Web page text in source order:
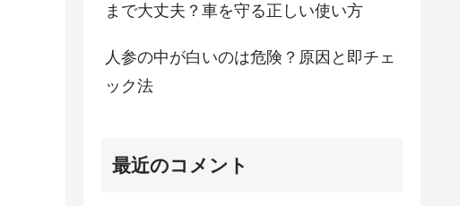
まで大丈夫？車を守る正しい使い方
人参の中が白いのは危険？原因と即チェ
ック法
最近のコメント